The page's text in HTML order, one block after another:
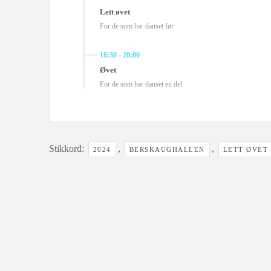
Lett øvet
For de som har danset før
18:30- 20:00
Øvet
For de som har danset en del
Stikkord: 2024 , BERSKAUGHALLEN , LETT ØVET